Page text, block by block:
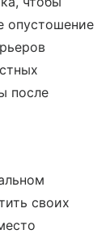
опустошение
после
своих